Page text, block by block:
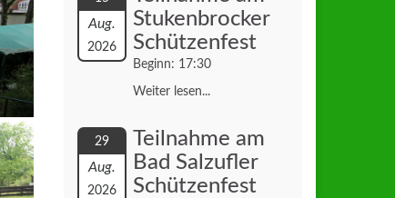
Aug.
2026
Stukenbrocker
Schützenfest
Beginn: 17:30
Weiter lesen...
29
Aug.
2026
Teilnahme am
Bad Salzufler
Schützenfest